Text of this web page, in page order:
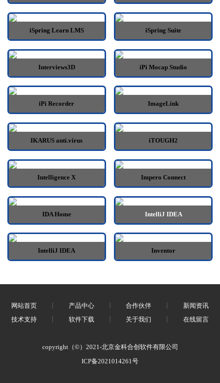
iSpring Learn LMS iSpring Suite
Interviews3D iPi Mocap Studio
iPi Recorder ImageLink
IKARUS anti.virus iTOUGH2
Intelligence X Impero Connect
IDA Home IntelliJ IDEA
IntelliJ IDEA Inventor
网站首页 产品中心 合作伙伴
新闻资讯
技术支持
软件下载 关于我们 在线留言
copyright（©）2021-北京金科合创软件有限公司
ICP备2021014261号